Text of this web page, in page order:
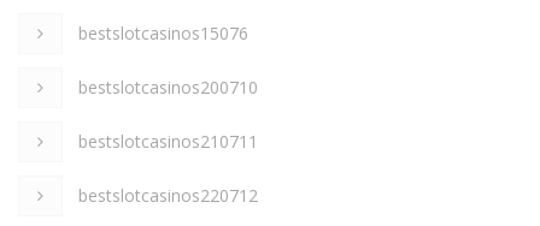
bestslotcasinos15076
bestslotcasinos200710
bestslotcasinos210711
bestslotcasinos220712